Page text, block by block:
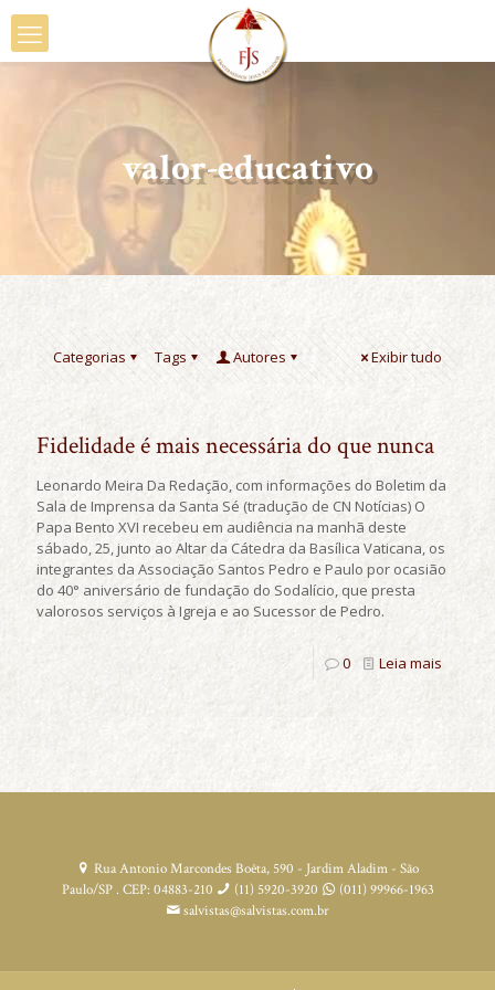
valor-educativo
Categorias Tags Autores Exibir tudo
Fidelidade é mais necessária do que nunca
Leonardo Meira Da Redação, com informações do Boletim da
Sala de Imprensa da Santa Sé (tradução de CN Notícias) O
Papa Bento XVI recebeu em audiência na manhã deste
sábado, 25, junto ao Altar da Cátedra da Basílica Vaticana, os
integrantes da Associação Santos Pedro e Paulo por ocasião
do 40° aniversário de fundação do Sodalício, que presta
valorosos serviços à Igreja e ao Sucessor de Pedro.
0 Leia mais
Rua Antonio Marcondes Boêta, 590 - Jardim Aladim - São
Paulo/SP . CEP: 04883-210
(11) 5920-3920
(011) 99966-1963
salvistas@salvistas.com.br